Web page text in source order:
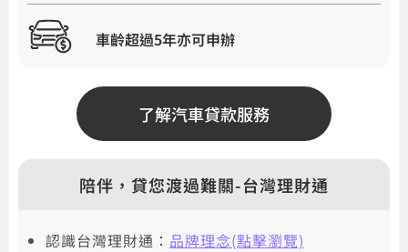
車齡超過5年亦可申辦
了解汽車貸款服務
陪伴，貸您渡過難關-台灣理財通
認識台灣理財通： 品牌理念(點擊瀏覽)